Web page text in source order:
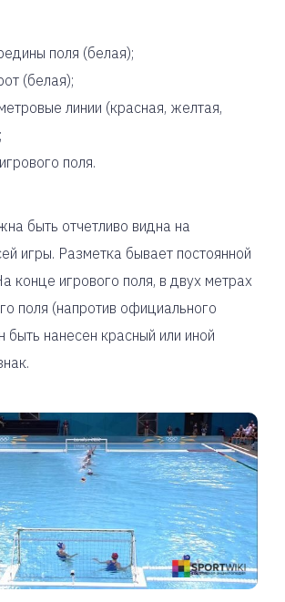
поля (белая);
(белая);
линии (красная, желтая,
поля.
быть отчетливо видна на
игры. Разметка бывает постоянной
конце игрового поля, в двух метрах
поля (напротив официального
быть нанесен красный или иной